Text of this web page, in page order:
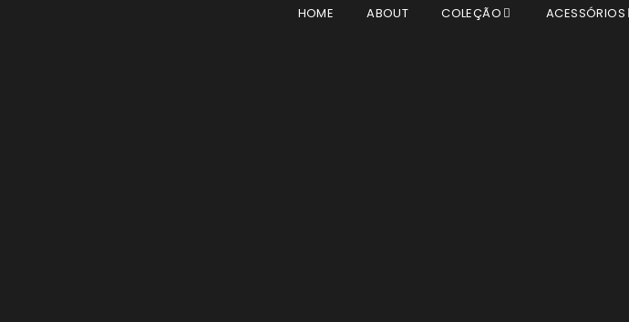
HOME ABOUT COLEÇÃO ACESSÓRIOS